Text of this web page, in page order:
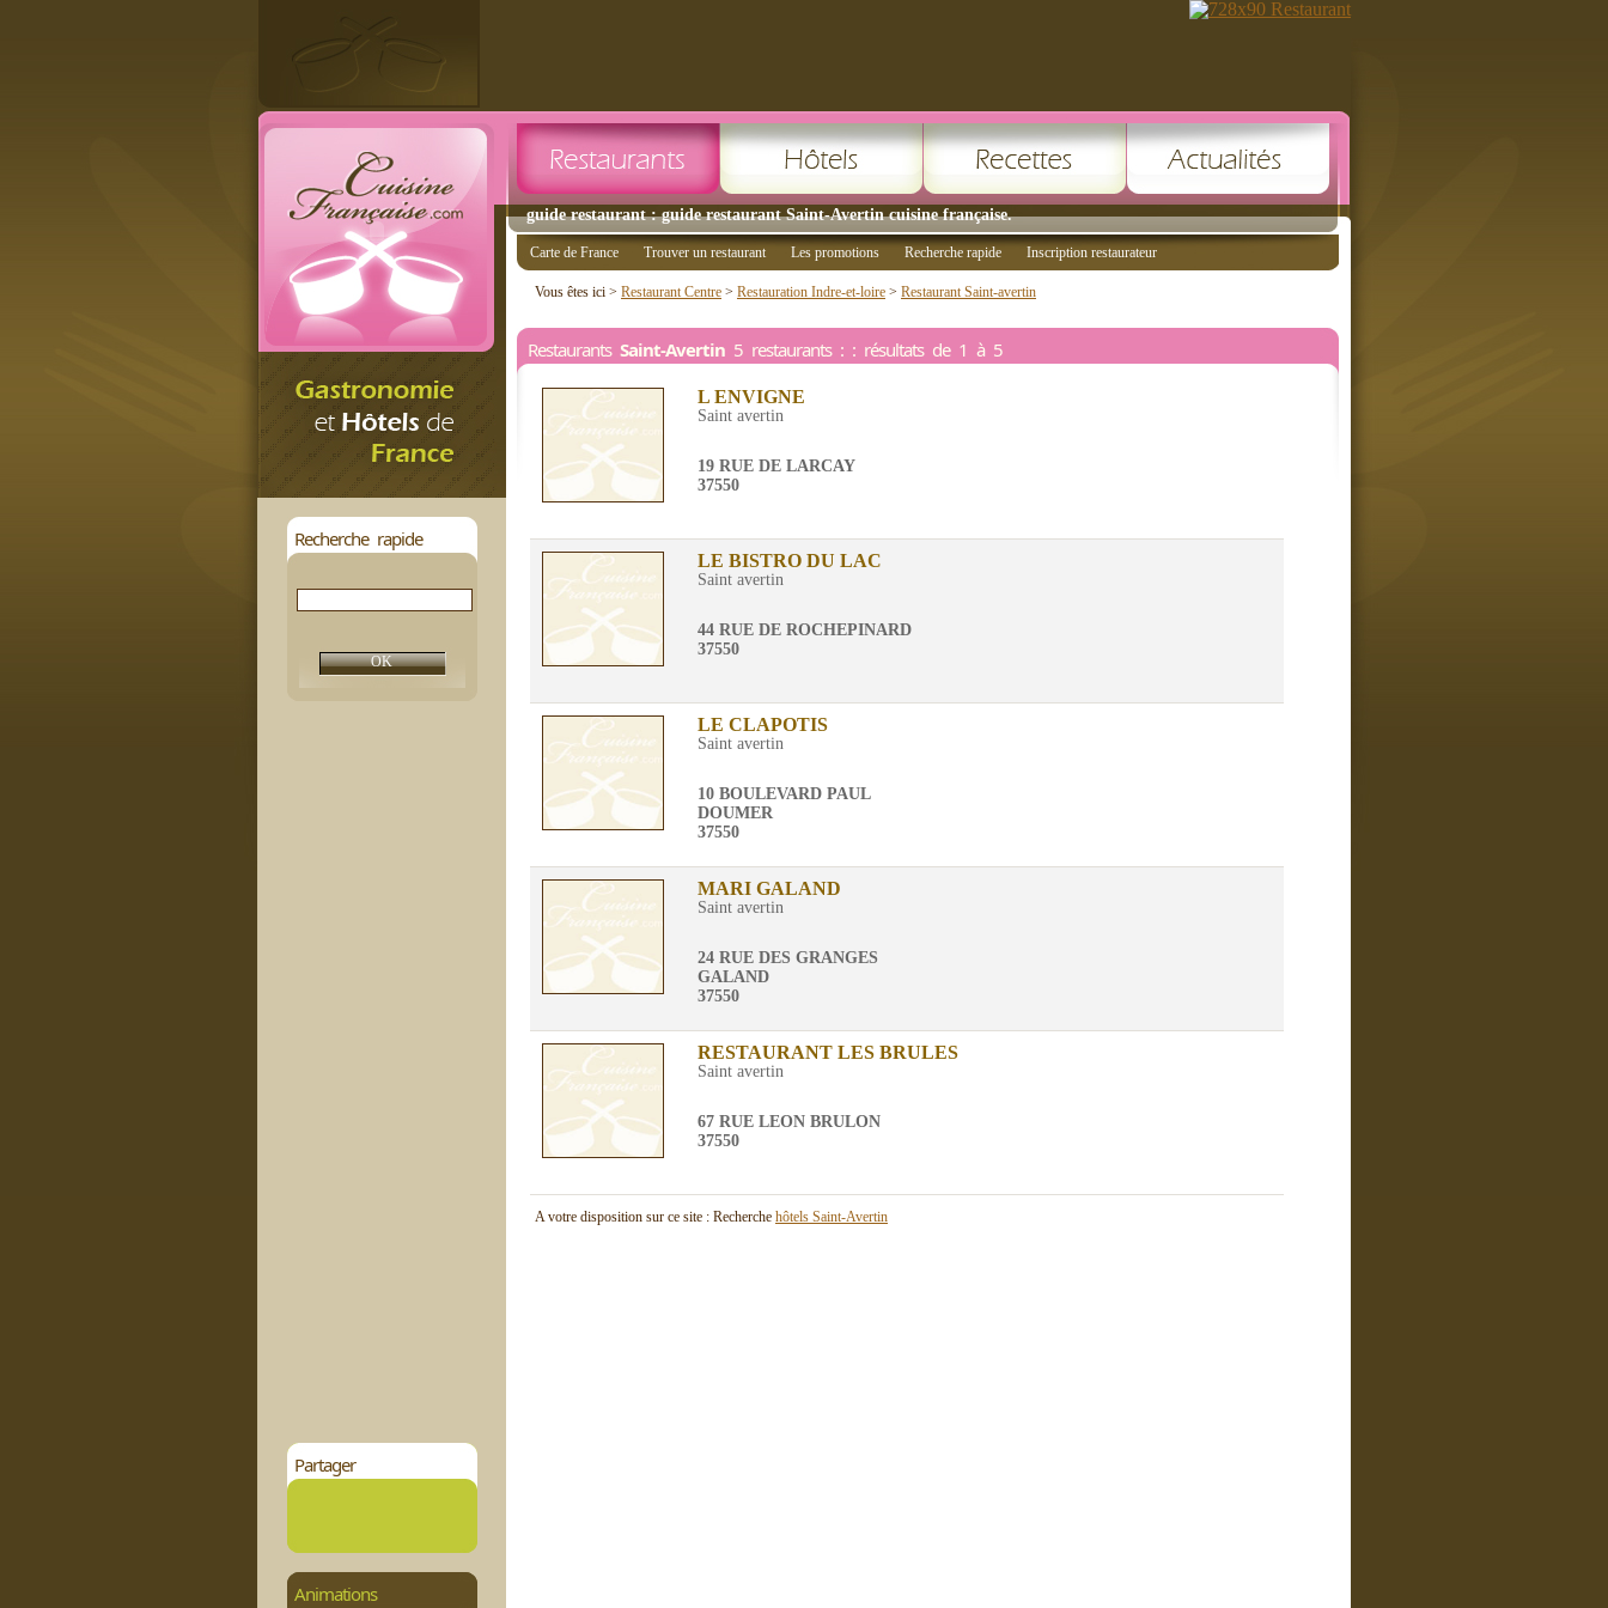
guide restaurant : guide restaurant Saint-Avertin cuisine française.
Recherche rapide
Partager
Animations
Carte de France Trouver un restaurant Les promotions Recherche rapide Inscription restaurateur
Vous êtes ici > Restaurant Centre > Restauration Indre-et-loire > Restaurant Saint-avertin
Restaurants Saint-Avertin 5 restaurants : : résultats de 1 à 5
L ENVIGNE
Saint avertin
19 RUE DE LARCAY
37550
LE BISTRO DU LAC
Saint avertin
44 RUE DE ROCHEPINARD
37550
LE CLAPOTIS
Saint avertin
10 BOULEVARD PAUL
DOUMER
37550
MARI GALAND
Saint avertin
24 RUE DES GRANGES
GALAND
37550
RESTAURANT LES BRULES
Saint avertin
67 RUE LEON BRULON
37550
A votre disposition sur ce site : Recherche hôtels Saint-Avertin